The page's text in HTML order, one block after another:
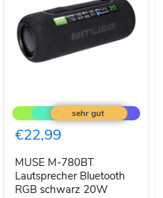
M-
780BT
Lautsprecher
Bluetooth
schwarz
20W
€22,99
MUSE M-780BT
Lautsprecher Bluetooth
RGB schwarz 20W